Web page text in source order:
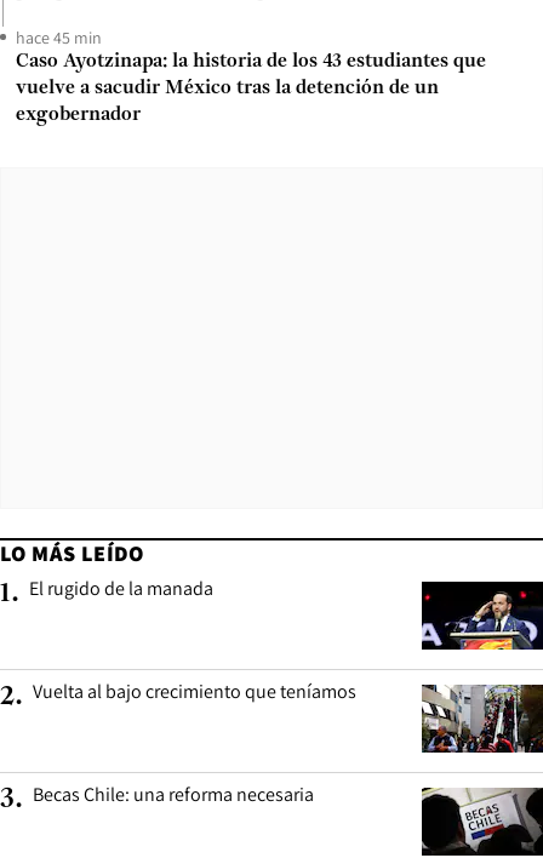
hace 45 min
Caso Ayotzinapa: la historia de los 43 estudiantes que
vuelve a sacudir México tras la detención de un
exgobernador
LO MÁS LEÍDO
1. El rugido de la manada
2. Vuelta al bajo crecimiento que teníamos
3. Becas Chile: una reforma necesaria